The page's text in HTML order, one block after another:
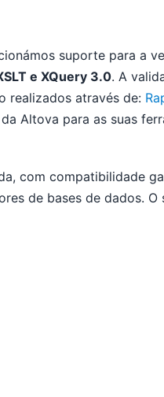
suporte para a
e XQuery 3.0. A
realizados através de:
Altova para as suas
com compatibilidade
de bases de dados. O